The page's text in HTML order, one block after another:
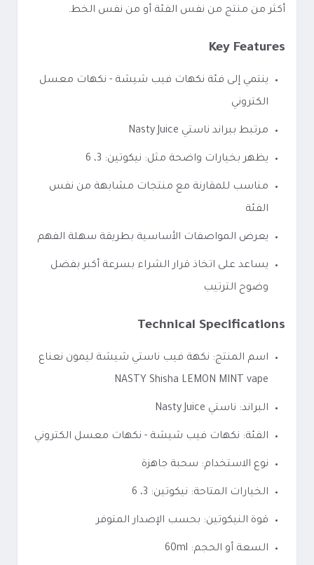
أكثر من منتج من نفس الفئة أو من نفس الخط.
Key Features
ينتمي إلى فئة نكهات فيب شيشة - نكهات معسل
الكتروني
مرتبط ببراند ناستي Nasty Juice
يظهر بخيارات واضحة مثل: نيكوتين: 3، 6
مناسب للمقارنة مع منتجات مشابهة من نفس
الفئة
يعرض المواصفات الأساسية بطريقة سهلة الفهم
يساعد على اتخاذ قرار الشراء بسرعة أكبر بفضل
وضوح الترتيب
Technical Specifications
اسم المنتج: نكهة فيب ناستي شيشة ليمون نعناع
NASTY Shisha LEMON MINT vape
البراند: ناستي Nasty Juice
الفئة: نكهات فيب شيشة - نكهات معسل الكتروني
نوع الاستخدام: سحبة جاهزة
الخيارات المتاحة: نيكوتين: 3، 6
قوة النيكوتين: بحسب الإصدار المتوفر
السعة أو الحجم: 60ml